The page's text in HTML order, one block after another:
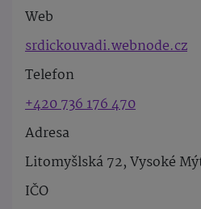
Web
srdickouvadi.webnode.cz
Telefon
+420 736 176 470
Adresa
Litomyšlská 72, Vysoké
IČO